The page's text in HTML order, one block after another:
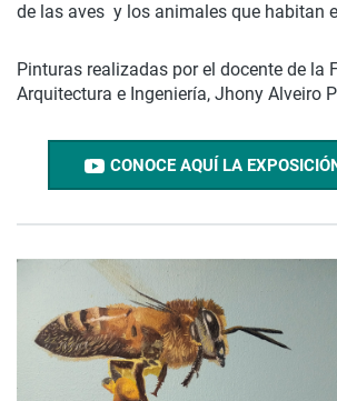
de las aves y los animales que habitan
Pinturas realizadas por el docente de la
Arquitectura e Ingeniería, Jhony Alveiro
CONOCE AQUÍ LA